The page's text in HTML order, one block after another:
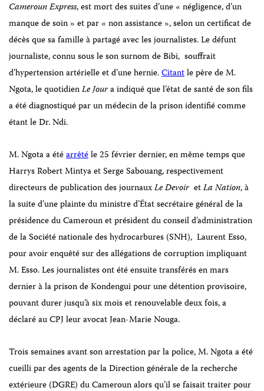
Cameroun Express, est mort des suites d’une « négligence, d’un
manque de soin » et par « non assistance », selon un certificat de
décès que sa famille à partagé avec les journalistes. Le défunt
journaliste, connu sous le son surnom de Bibi, souffrait
d’hypertension artérielle et d’une hernie.Citantlepère de M.
Ngota, le quotidienLe Joura indiqué que l’état de santé de son fils
a été diagnostiqué par un médecin de la prison identifié comme
étant le Dr. Ndi.
M. Ngota a étéarrêtéle 25 février dernier, en même temps que
Harrys Robert Mintyaet Serge Sabouang, respectivement
directeurs de publication des journauxLe Devoir etLa Nation, à
la suite d’une plainte duministre d’État secrétaire général de la
présidence du Cameroun et président du conseil d’administration
de la Société nationale des hydrocarbures (SNH), Laurent Esso,
pour avoirenquêté sur des allégations de corruption impliquant
M. Esso. Les journalistes ont été ensuite transférés en mars
dernier à la prison de Kondengui pour une détention provisoire,
pouvant durer jusqu’à six mois etrenouvelabledeux fois, a
déclaré au CPJ leur avocat Jean-Marie Nouga.
Trois semaines avant son arrestation par la police, M. Ngota a été
cueilli par des agents de laDirection générale de la recherche
extérieure (DGRE) du Cameroun alors qu’il se faisait traiter pour